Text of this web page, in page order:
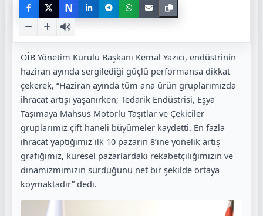
N
OİB Yönetim Kurulu Başkanı Kemal Yazıcı, endüstrinin
haziran ayında sergilediği güçlü performansa dikkat
çekerek, “Haziran ayında tüm ana ürün gruplarımızda
ihracat artışı yaşanırken; Tedarik Endüstrisi, Eşya
Taşımaya Mahsus Motorlu Taşıtlar ve Çekiciler
gruplarımız çift haneli büyümeler kaydetti. En fazla
ihracat yaptığımız ilk 10 pazarın 8’ine yönelik artış
grafiğimiz, küresel pazarlardaki rekabetçiliğimizin ve
dinamizmimizin sürdüğünü net bir şekilde ortaya
koymaktadır” dedi.